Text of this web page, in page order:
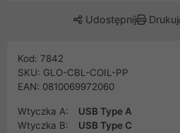
Udostępnij Drukuj
Kod: 7842
SKU: GLO-CBL-COIL-PP
EAN: 0810069972060
Wtyczka A:
USB Type A
Wtyczka B:
USB Type C